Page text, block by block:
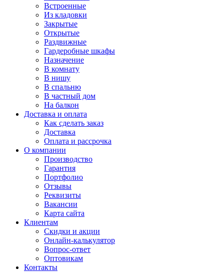
Встроенные
Из кладовки
Закрытые
Открытые
Раздвижные
Гардеробные шкафы
Назначение
В комнату
В нишу
В спальню
В частный дом
На балкон
Доставка и оплата
Как сделать заказ
Доставка
Оплата и рассрочка
О компании
Производство
Гарантия
Портфолио
Отзывы
Реквизиты
Вакансии
Карта сайта
Клиентам
Скидки и акции
Онлайн-калькулятор
Вопрос-ответ
Оптовикам
Контакты